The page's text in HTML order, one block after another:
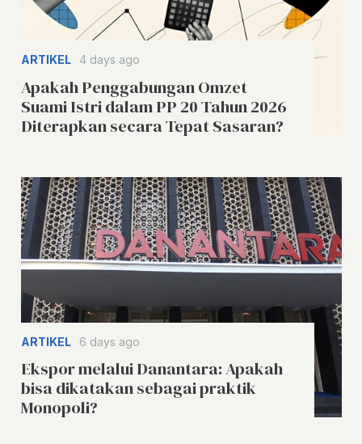
ARTIKEL 4 days ago
Apakah Penggabungan Omzet
Suami Istri dalam PP 20 Tahun 2026
Diterapkan secara Tepat Sasaran?
ARTIKEL 6 days ago
Ekspor melalui Danantara: Apakah
bisa dikatakan sebagai praktik
Monopoli?